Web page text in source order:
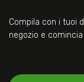
Compila con i tuoi
negozio e